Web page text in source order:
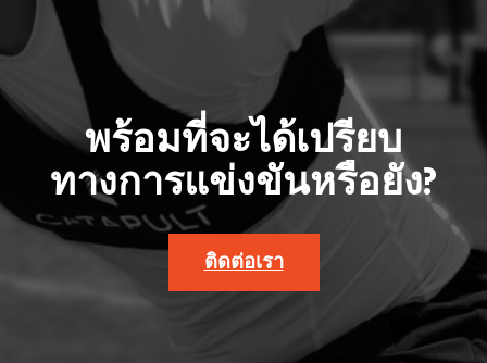
พร้อมที่จะได้เปรียบ
ทางการแข่งขันหรือยัง?
ติดต่อเรา